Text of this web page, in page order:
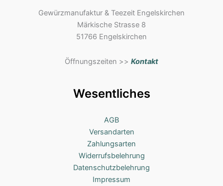
Gewürzmanufaktur & Teezeit Engelskirchen
Märkische Strasse 8
51766 Engelskirchen
Öffnungszeiten >> Kontakt
Wesentliches
AGB
Versandarten
Zahlungsarten
Widerrufsbelehrung
Datenschutzbelehrung
Impressum